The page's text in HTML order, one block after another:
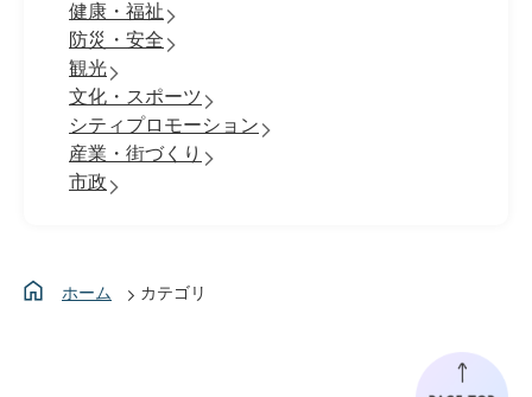
健康・福祉
防災・安全
観光
文化・スポーツ
シティプロモーション
産業・街づくり
市政
ホーム カテゴリ